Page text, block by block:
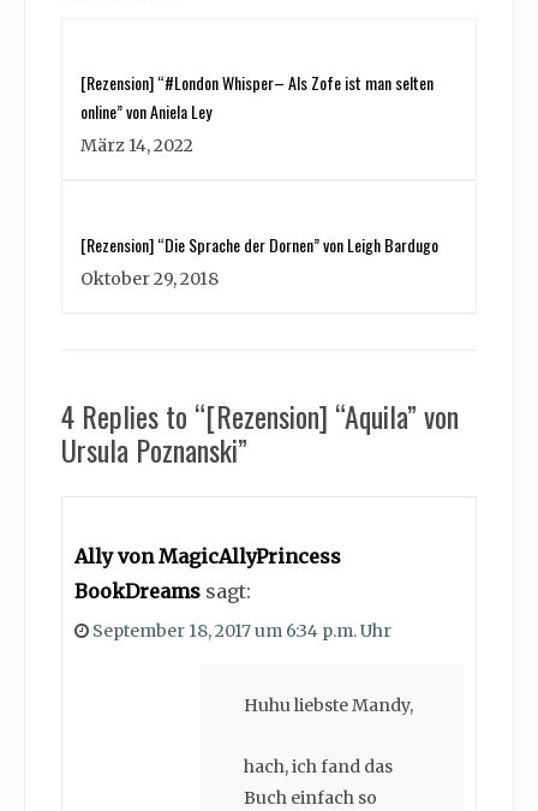
[Rezension] “#London Whisper– Als Zofe ist man selten
online” von Aniela Ley
März 14, 2022
[Rezension] “Die Sprache der Dornen” von Leigh Bardugo
Oktober 29, 2018
4 Replies to “[Rezension] “Aquila” von
Ursula Poznanski”
Ally von MagicAllyPrincess
BookDreams sagt:
September 18, 2017 um 6:34 p.m. Uhr
Huhu liebste Mandy,
hach, ich fand das
Buch einfach so